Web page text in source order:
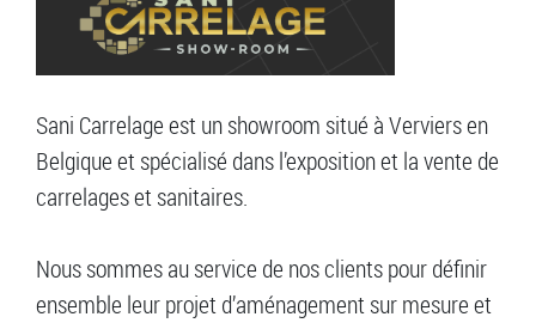
Sani Carrelage est un showroom situé à Verviers en
Belgique et spécialisé dans l’exposition et la vente de
carrelages et sanitaires.
Nous sommes au service de nos clients pour définir
ensemble leur projet d’aménagement sur mesure et